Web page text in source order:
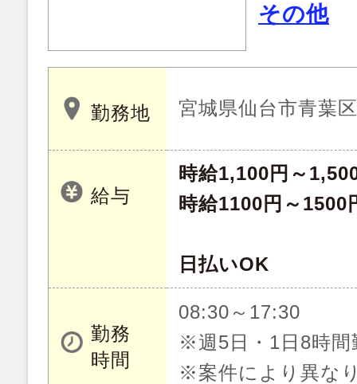
その他
勤務地 宮城県仙台市青葉
給与
時給1,100円～
時給1100円～1500
日払いOK
勤務
時間
08:30～17:30
※週5日・1日8時間
※案件により異な